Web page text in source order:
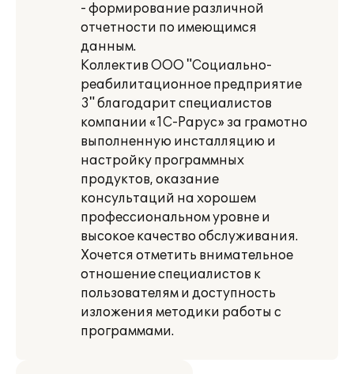
- формирование различной
отчетности по имеющимся
данным.
Коллектив ООО "Социально-
реабилитационное предприятие
3" благодарит специалистов
компании «1С-Рарус» за грамотно
выполненную инсталляцию и
настройку программных
продуктов, оказание
консультаций на хорошем
профессиональном уровне и
высокое качество обслуживания.
Хочется отметить внимательное
отношение специалистов к
пользователям и доступность
изложения методики работы с
программами.